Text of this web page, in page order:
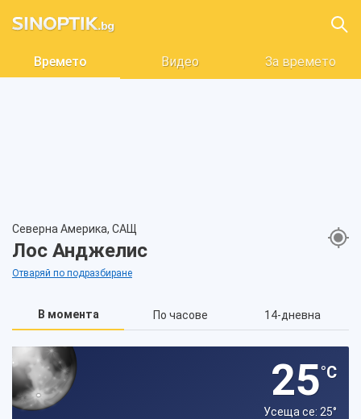
Времето Видео За времето
Северна Америка, САЩ
Лос Анджелис
Отваряй по подразбиране
В момента По часове 14-дневна
25°C
Усеща се: 25°